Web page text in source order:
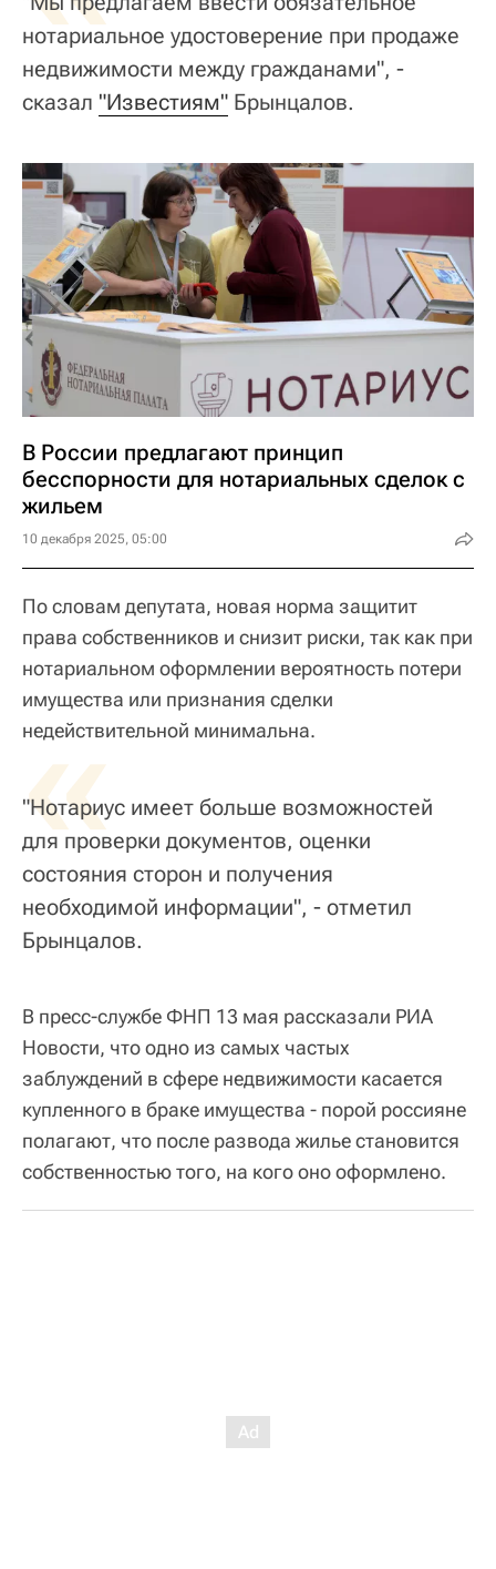
нотариальное удостоверение при продаже
недвижимости между гражданами", -
сказал "Известиям" Брынцалов.
В России предлагают принцип
бесспорности для нотариальных сделок с
жильем
10 декабря 2025, 05:00
По словам депутата, новая норма защитит
права собственников и снизит риски, так как при
нотариальном оформлении вероятность потери
имущества или признания сделки
недействительной минимальна.
«
"Нотариус имеет больше возможностей
для проверки документов, оценки
состояния сторон и получения
необходимой информации", - отметил
Брынцалов.
В пресс-службе ФНП 13 мая рассказали РИА
Новости, что одно из самых частых
заблуждений в сфере недвижимости касается
купленного в браке имущества - порой россияне
полагают, что после развода жилье становится
собственностью того, на кого оно оформлено.